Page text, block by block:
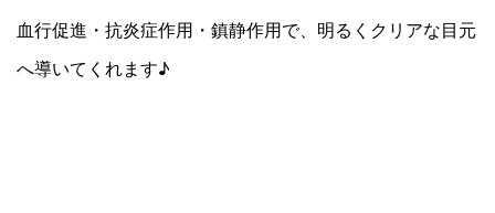
血行促進・抗炎症作用・鎮静作用で、明るくクリアな目元
へ導いてくれます♪